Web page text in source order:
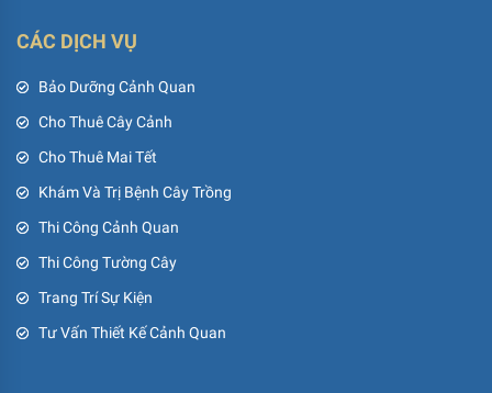
CÁC DỊCH VỤ
Bảo Dưỡng Cảnh Quan
Cho Thuê Cây Cảnh
Cho Thuê Mai Tết
Khám Và Trị Bệnh Cây Trồng
Thi Công Cảnh Quan
Thi Công Tường Cây
Trang Trí Sự Kiện
Tư Vấn Thiết Kế Cảnh Quan